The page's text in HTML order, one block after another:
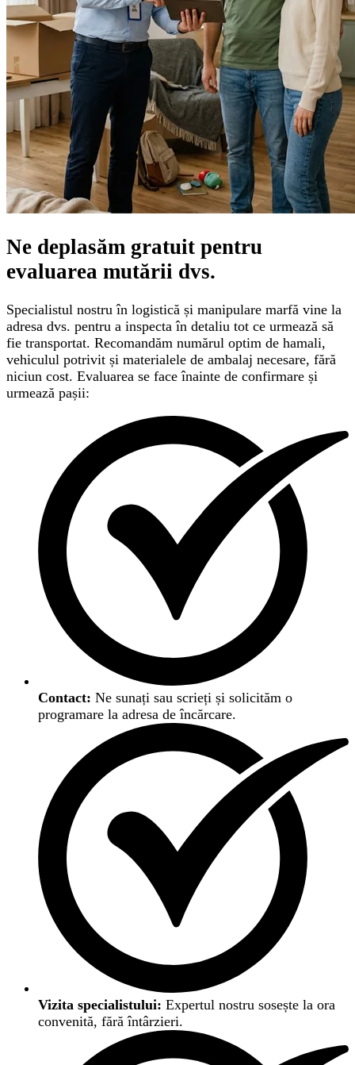
Ne deplasăm gratuit pentru
evaluarea mutării dvs.
Specialistul nostru în logistică și manipulare marfă vine la
adresa dvs. pentru a inspecta în detaliu tot ce urmează să
fie transportat. Recomandăm numărul optim de hamali,
vehiculul potrivit și materialele de ambalaj necesare, fără
niciun cost. Evaluarea se face înainte de confirmare și
urmează pașii:
Contact: Ne sunați sau scrieți și solicităm o
programare la adresa de încărcare.
Vizita specialistului: Expertul nostru sosește la ora
convenită, fără întârzieri.